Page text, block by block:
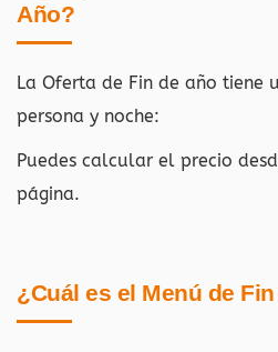
Año?
La Oferta de Fin de año tiene
persona y noche:
Puedes calcular el precio
página.
¿Cuál es el Menú de